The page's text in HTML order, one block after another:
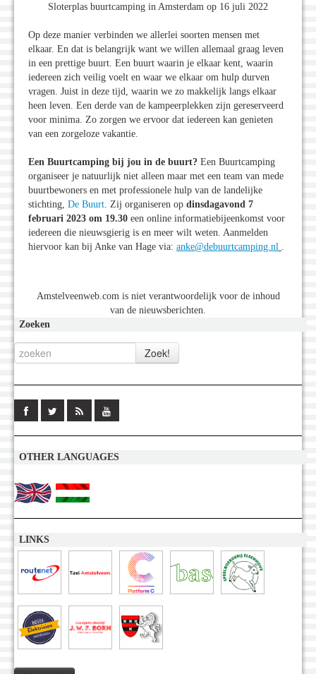
Sloterplas buurtcamping in Amsterdam op 16 juli 2022
Op deze manier verbinden we allerlei soorten mensen met
elkaar. En dat is belangrijk want we willen allemaal graag leven
in een prettige buurt. Een buurt waarin je elkaar kent, waarin
iedereen zich veilig voelt en waar we elkaar om hulp durven
vragen. Juist in deze tijd, waarin we zo makkelijk langs elkaar
heen leven. Een derde van de kampeerplekken zijn gereserveerd
voor minima. Zo zorgen we ervoor dat iedereen kan genieten
van een zorgeloze vakantie.
Een Buurtcamping bij jou in de buurt? Een Buurtcamping
organiseer je natuurlijk niet alleen maar met een team van mede
buurtbewoners en met professionele hulp van de landelijke
stichting, De Buurt . Zij organiseren op dinsdagavond 7
februari 2023 om 19.30 een online informatiebijeenkomst voor
iedereen die nieuwsgierig is en meer wilt weten. Aanmelden
hiervoor kan bij Anke van Hage via: anke@debuurtcamping.nl
Amstelveenweb.com is niet verantwoordelijk voor de inhoud
van de nieuwsberichten.
Zoeken
OTHER LANGUAGES
LINKS